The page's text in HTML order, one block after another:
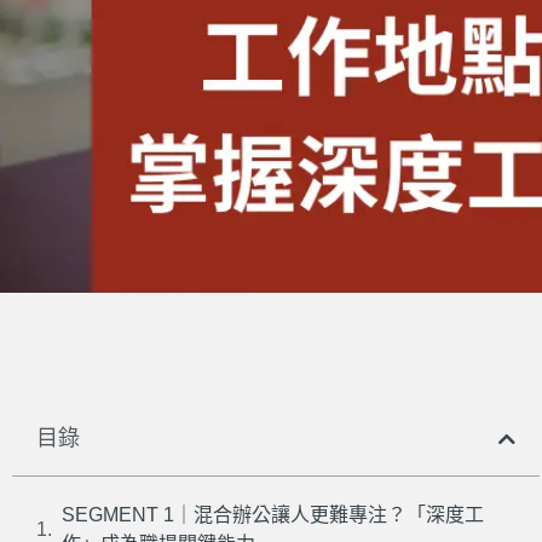
目錄
SEGMENT 1｜混合辦公讓人更難專注？「深度工